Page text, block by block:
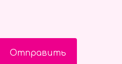
Отправить